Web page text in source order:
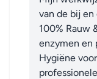
van de bij
​100% Rauw
enzymen en
​Hygiëne